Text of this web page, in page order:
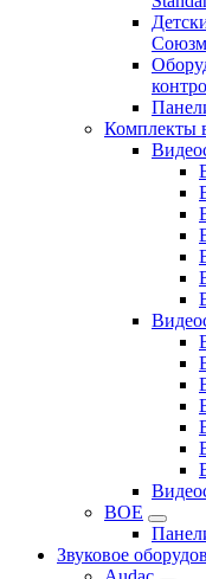
Комплекты
BOE
Звуковое